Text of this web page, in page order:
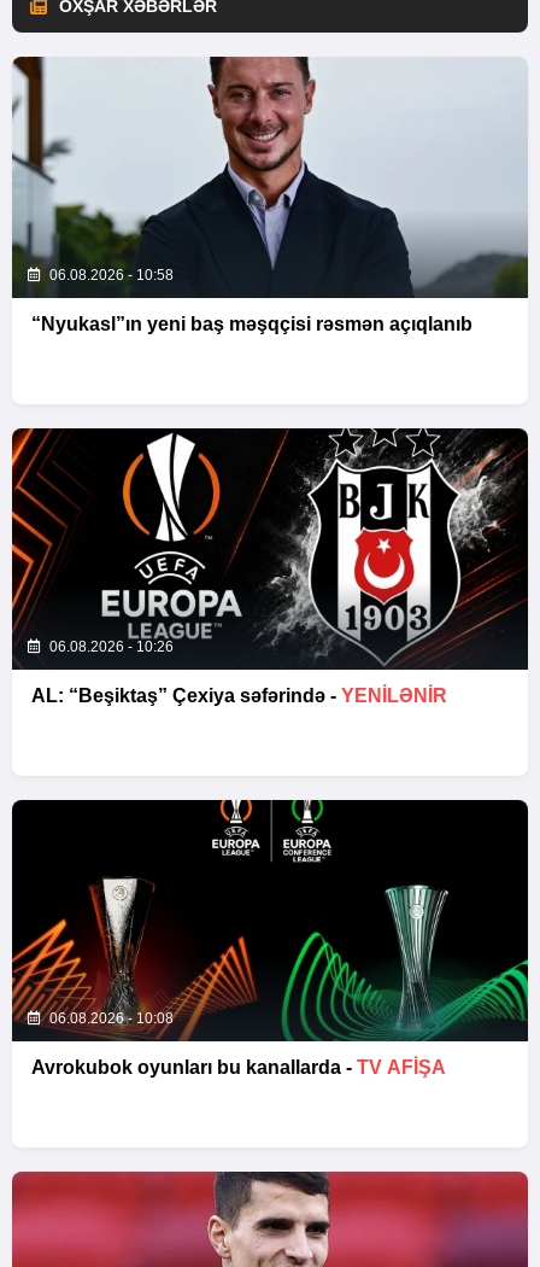
OXŞAR XƏBƏRLƏR
06.08.2026 - 10:58
“Nyukasl”ın yeni baş məşqçisi rəsmən açıqlanıb
06.08.2026 - 10:26
AL: “Beşiktaş” Çexiya səfərində - YENİLƏNİR
06.08.2026 - 10:08
Avrokubok oyunları bu kanallarda - TV AFİŞA